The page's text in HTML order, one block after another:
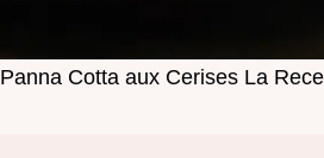
Panna Cotta aux Cerises La